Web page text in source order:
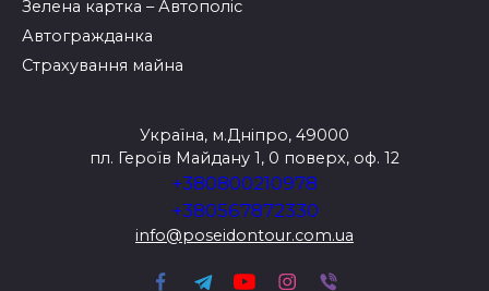
Зелена картка – Автополіс
Автогражданка
Страхування майна
Україна, м.Дніпро, 49000
пл. Героїв Майдану 1, 0 поверх, оф. 12
+380800210978
+380567872330
info@poseidontour.com.ua